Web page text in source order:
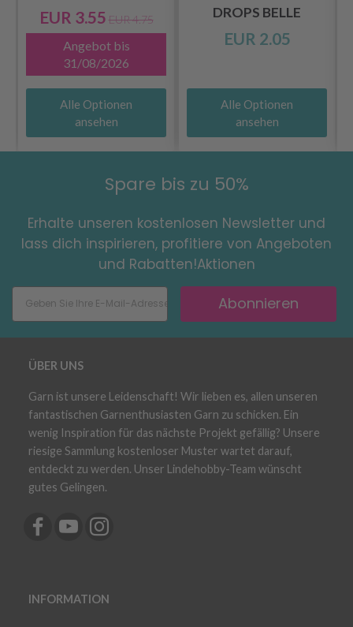
EUR 3.55 EUR 4.75
Angebot bis
31/08/2026
Alle Optionen
ansehen
DROPS BELLE
EUR 2.05
Alle Optionen
ansehen
Spare bis zu 50%
Erhalte unseren kostenlosen Newsletter und
lass dich inspirieren, profitiere von Angeboten
und Rabatten!Aktionen
Abonnieren
ÜBER UNS
Garn ist unsere Leidenschaft! Wir lieben es, allen unseren
fantastischen Garnenthusiasten Garn zu schicken. Ein
wenig Inspiration für das nächste Projekt gefällig? Unsere
riesige Sammlung kostenloser Muster wartet darauf,
entdeckt zu werden. Unser Lindehobby-Team wünscht
gutes Gelingen.
INFORMATION